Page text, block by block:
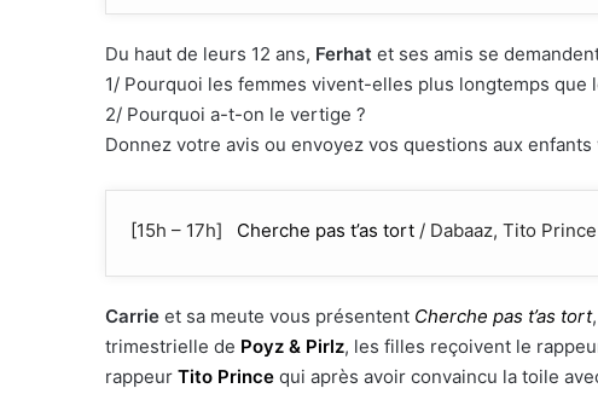
Du haut de leurs 12 ans, Ferhat et ses amis se
1/ Pourquoi les femmes vivent-elles plus longtemps que
2/ Pourquoi a-t-on le vertige ?
Donnez votre avis ou envoyez vos questions aux enfants
[15h – 17h] Cherche pas t’as tort / Dabaaz, Tito Prince
Carrie et sa meute vous présentent Cherche pas t’as tort
trimestrielle de Poyz & Pirlz, les filles reçoivent le
rappeur Tito Prince qui après avoir convaincu la toile